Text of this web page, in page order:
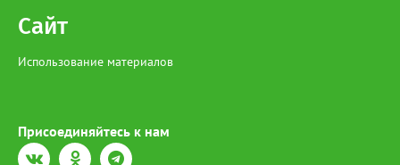
сообщает эксперт. Окончательный масштаб угрозы зависит от
самоочищению. Однако уже сейчас понятно: риск достижения
Сайт
Использование материалов
Присоединяйтесь к нам